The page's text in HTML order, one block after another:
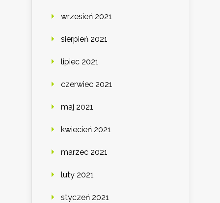
wrzesień 2021
sierpień 2021
lipiec 2021
czerwiec 2021
maj 2021
kwiecień 2021
marzec 2021
luty 2021
styczeń 2021